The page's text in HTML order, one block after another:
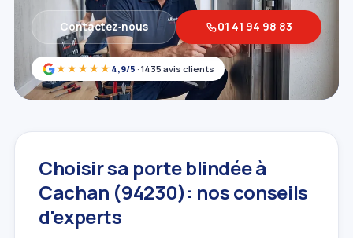
★★★★★ 4,9/5 · 1435 avis clients
Contactez‑nous 01 41 94 98 83
Choisir sa porte blindée à
Cachan (94230): nos conseils
d'experts